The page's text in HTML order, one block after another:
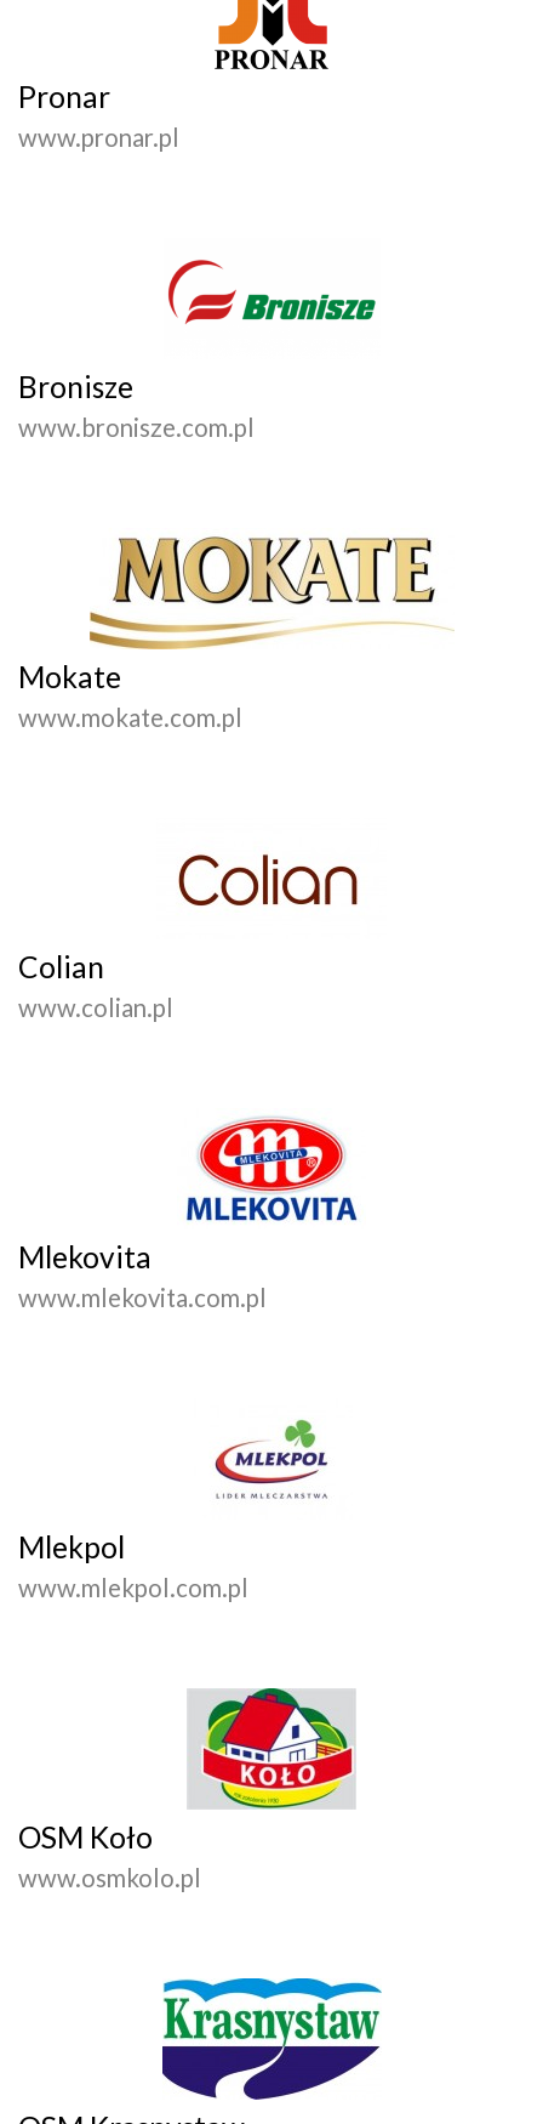
Pronar
www.pronar.pl
Bronisze
www.bronisze.com.pl
Mokate
www.mokate.com.pl
Colian
www.colian.pl
Mlekovita
www.mlekovita.com.pl
Mlekpol
www.mlekpol.com.pl
OSM Koło
www.osmkolo.pl